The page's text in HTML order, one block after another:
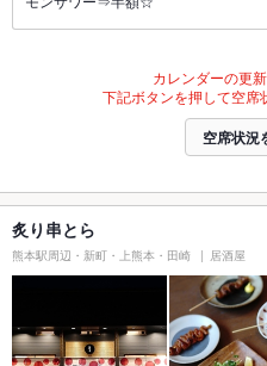
カレンダーの更
下記ボタンを押して空席
空席状況
炙り串とら
熊本駅周辺・新町・上熊本・田崎 居酒屋